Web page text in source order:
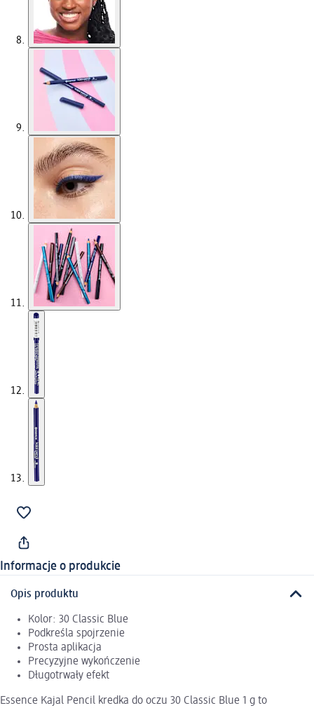
Informacje o produkcie
Opis produktu
Kolor: 30 Classic Blue
Podkreśla spojrzenie
Prosta aplikacja
Precyzyjne wykończenie
Długotrwały efekt
Essence Kajal Pencil kredka do oczu 30 Classic Blue 1 g to